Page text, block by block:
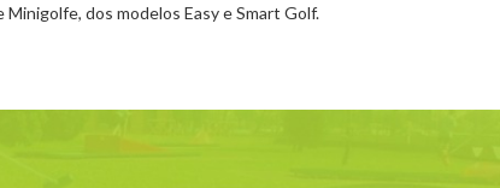
dos modelos Easy e Smart Golf.